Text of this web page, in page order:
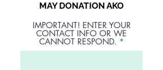
MAY DONATION AKO
IMPORTANT! ENTER YOUR
CONTACT INFO OR WE
CANNOT RESPOND.